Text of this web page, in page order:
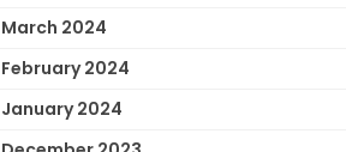
March 2024
February 2024
January 2024